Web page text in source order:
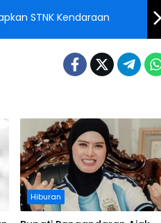
STNK Kendaraan
Hiburan